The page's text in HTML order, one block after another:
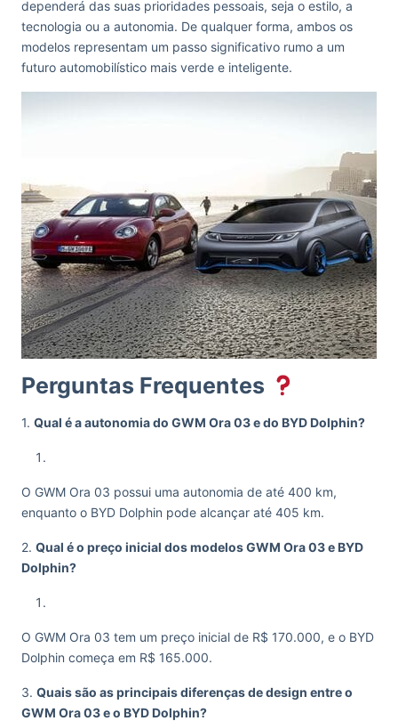
dependerá das suas prioridades pessoais, seja o estilo, a
tecnologia ou a autonomia. De qualquer forma, ambos os
modelos representam um passo significativo rumo a um
futuro automobilístico mais verde e inteligente.
Perguntas Frequentes
1. Qual é a autonomia do GWM Ora 03 e do BYD Dolphin?
O GWM Ora 03 possui uma autonomia de até 400 km,
enquanto o BYD Dolphin pode alcançar até 405 km.
2. Qual é o preço inicial dos modelos GWM Ora 03 e BYD
Dolphin?
O GWM Ora 03 tem um preço inicial de R$ 170.000, e o BYD
Dolphin começa em R$ 165.000.
3. Quais são as principais diferenças de design entre o
GWM Ora 03 e o BYD Dolphin?